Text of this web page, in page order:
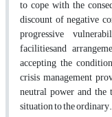
to cope with the
discount of negative
progressive
facilitiesand
accepting the
crisis management
neutral power and
situation to the ordinary.